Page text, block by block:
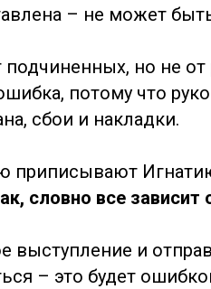
– не может
но не
потому что
сбои и накладки.
приписывают
словно все зависит
выступление и
– это будет